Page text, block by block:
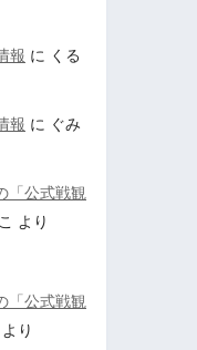
報 に くる
報 に ぐみ
「公式戦観
より
「公式戦観
より